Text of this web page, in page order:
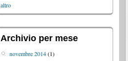
altro
Archivio per mese
novembre 2014(1)